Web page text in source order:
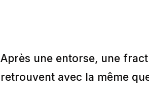
Après une entorse, une
retrouvent avec la même